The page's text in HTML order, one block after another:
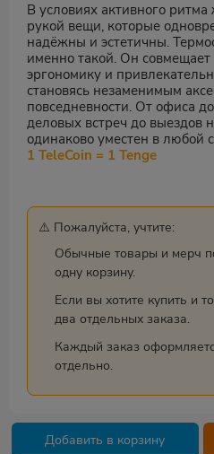
В условиях активного
рукой вещи, которые
надёжны и эстетичны.
именно такой. Он
эргономику и
становясь незаменимым
повседневности. От офиса
деловых встреч до выездов
одинаково уместен в любой
1 TeleCoin = 1 Tenge
⚠️ Пожалуйста, учтите:
Обычные товары и мерч
одну корзину.
Если вы хотите купить и
два отдельных заказа.
Каждый заказ
отдельно.
Добавить в корзину